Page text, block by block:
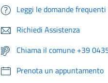
Leggi le domande frequenti
Richiedi Assistenza
Chiama il comune +39
Prenota un appuntamento